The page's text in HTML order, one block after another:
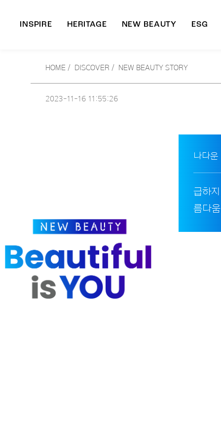
INSPIRE HERITAGE NEW BEAUTY ESG
HOME / DISCOVER / NEW BEAUTY STORY
2023-11-16 11:55:26
나다운
급하
름다